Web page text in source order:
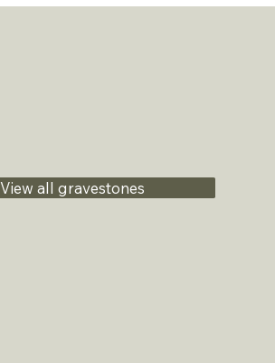
View all gravestones